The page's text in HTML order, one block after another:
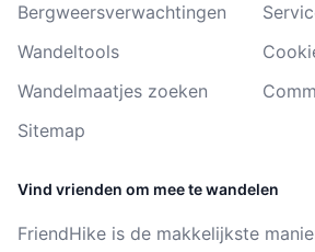
Bergweersverwachtingen
Wandeltools
Wandelmaatjes zoeken
Sitemap
Vind vrienden om mee te wandelen
FriendHike is de makkelijkste